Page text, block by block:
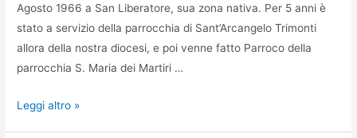
Agosto 1966 a San Liberatore, sua zona nativa. Per 5 anni è
stato a servizio della parrocchia di Sant’Arcangelo Trimonti
allora della nostra diocesi, e poi venne fatto Parroco della
parrocchia S. Maria dei Martiri …
Leggi altro »